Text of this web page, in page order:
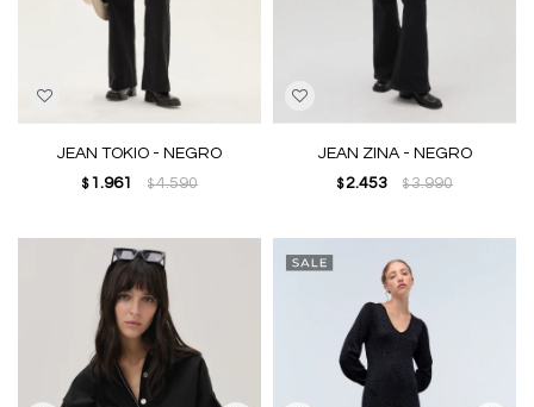
JEAN TOKIO - NEGRO
$ 1.961 $4.590
JEAN ZINA - NEGRO
$ 2.453 $3.990